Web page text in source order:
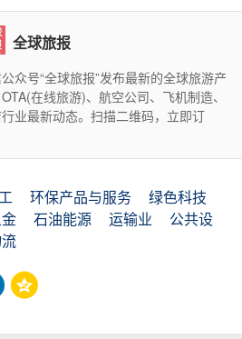
全球旅报
众号“全球旅报”发布最新的全球旅游产
在线旅游)、航空公司、飞机制造、
业最新动态。扫描二维码，立即订
环保产品与服务
绿色科技
石油能源 运输业
公共设